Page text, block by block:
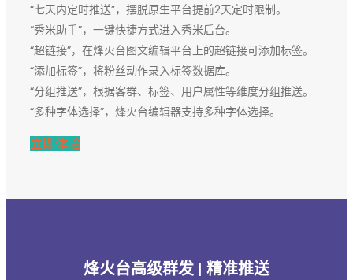
“七天内定时推送”，摆脱原生平台提前2天定时限制。
“秀米助手”，一键快捷方式进入秀米后台。
“超链接”，在烽火台图文编辑平台上的超链接可添加标签。
“添加标签”，将粉丝动作录入标签数据库。
“分组推送”，根据客群、标签、用户属性等维度分组推送。
“多种字体选择”，烽火台编辑器支持多种字体选择。
立即体验
烽火台高级群发 | 精准推送